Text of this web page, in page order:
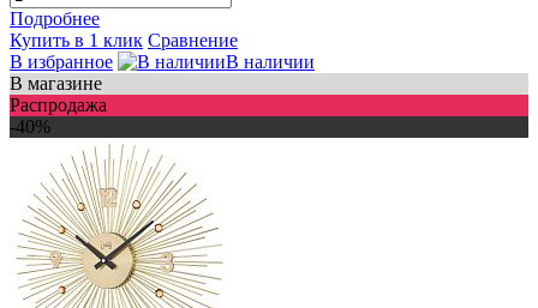
Подробнее
Купить в 1 клик Сравнение
В избранное
В наличии
В магазине
Распродажа
-40%